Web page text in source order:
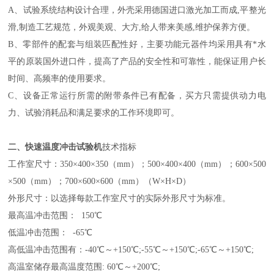
A、试验系统结构设计合理，外壳采用德国进口激光加工而成,平整光
滑,制造工艺规范，外观美观、大方,给人带来美感,维护保养方便。
B、零部件的配套与组装匹配性好，主要功能元器件均采用具有*水
平的原装国外进口件，提高了产品的安全性和可靠性，能保证用户长
时间、高频率的使用要求。
C、设备正常运行所需的附带条件已有配备，买方只需提供动力电
力、试验消耗品和满足要求的工作环境即可。
二、快速温度冲击试验机技术指标
工作室尺寸：350×400×350（mm）；500×400×400（mm）；600×500
×500（mm）；700×600×600（mm）（W×H×D）
外形尺寸：以选择每款工作室尺寸的实际外形尺寸为标准。
最高温冲击范围： 150℃
低温冲击范围： -65℃
高低温冲击范围有：-40℃～+150℃;-55℃～+150℃;-65℃～+150℃;
高温室储存最高温度范围: 60℃～+200℃;